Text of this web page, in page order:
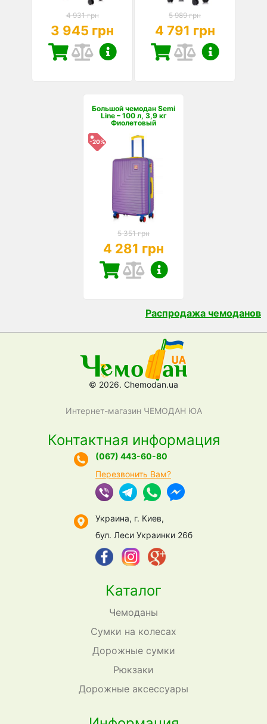
4 931 грн
3 945 грн
5 989 грн
4 791 грн
Большой чемодан Semi
Line – 100 л, 3,9 кг
Фиолетовый
-20%
5 351 грн
4 281 грн
Распродажа чемоданов
© 2026. Chemodan.ua
Интернет-магазин ЧЕМОДАН ЮА
Каталог
Чемоданы
Сумки на колесах
Дорожные сумки
Рюкзаки
Дорожные аксессуары
Контактная информация
(067) 443-60-80
Перезвонить Вам?
Украина, г. Киев,
бул. Леси Украинки 26б